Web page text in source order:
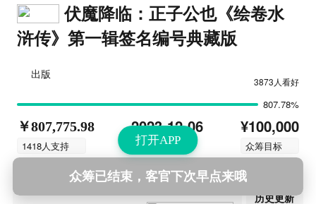
打开APP
伏魔降临：正子公也《绘卷水
浒传》第一辑签名编号典藏版
出版
3873人看好
807.78%
￥807,775.98
1418人支持
2023-12-06
结束时间
¥100,000
众筹目标
第22次更新 2024-08-22 13:11
历史更新
众筹已结束，客官下次早点来哦